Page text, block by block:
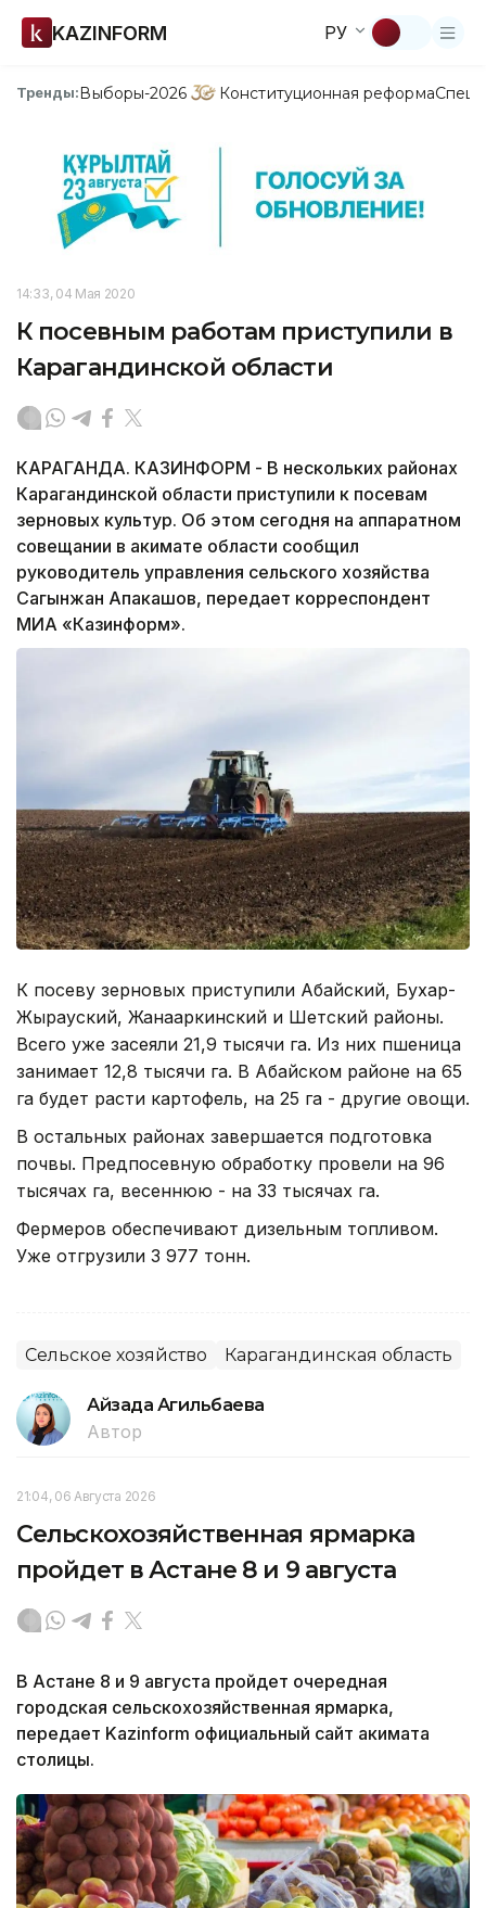
KAZINFORM РУ
Тренды:Выборы-2026 Конституционная реформа
14:33, 04 Мая 2020
К посевным работам приступили в
Карагандинской области
КАРАГАНДА. КАЗИНФОРМ - В нескольких районах
Карагандинской области приступили к посевам
зерновых культур. Об этом сегодня на аппаратном
совещании в акимате области сообщил
руководитель управления сельского хозяйства
Сагынжан Апакашов, передает корреспондент
МИА «Казинформ».
К посеву зерновых приступили Абайский, Бухар-
Жырауский, Жанааркинский и Шетский районы.
Всего уже засеяли 21,9 тысячи га. Из них пшеница
занимает 12,8 тысячи га. В Абайском районе на 65
га будет расти картофель, на 25 га - другие овощи.
В остальных районах завершается подготовка
почвы. Предпосевную обработку провели на 96
тысячах га, весеннюю - на 33 тысячах га.
Фермеров обеспечивают дизельным топливом.
Уже отгрузили 3 977 тонн.
Сельское хозяйство Карагандинская область
Айзада Агильбаева
Автор
21:04, 06 Августа 2026
Сельскохозяйственная ярмарка
пройдет в Астане 8 и 9 августа
В Астане 8 и 9 августа пройдет очередная
городская сельскохозяйственная ярмарка,
передает Kazinform официальный сайт акимата
столицы.